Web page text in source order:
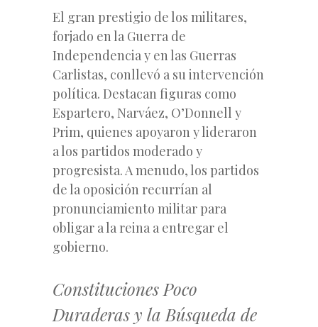
El gran prestigio de los militares,
forjado en la Guerra de
Independencia y en las Guerras
Carlistas, conllevó a su intervención
política. Destacan figuras como
Espartero, Narváez, O’Donnell y
Prim, quienes apoyaron y lideraron
a los partidos moderado y
progresista. A menudo, los partidos
de la oposición recurrían al
pronunciamiento militar para
obligar a la reina a entregar el
gobierno.
Constituciones Poco
Duraderas y la Búsqueda de